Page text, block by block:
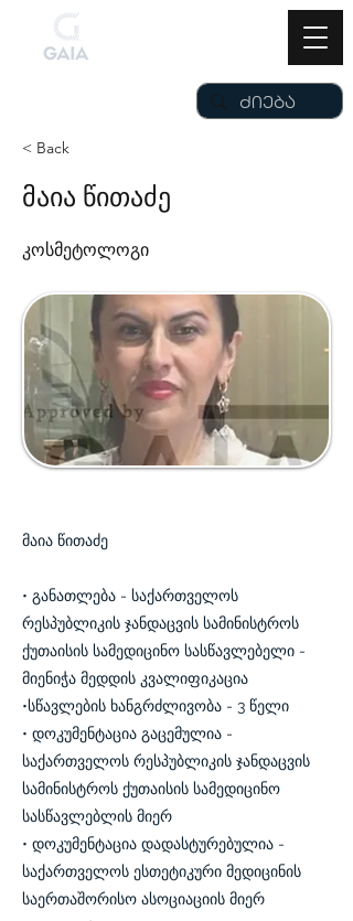
< Back
მაია წითაძე
კოსმეტოლოგი
მაია წითაძე
• განათლება - საქართველოს
რესპუბლიკის ჯანდაცვის სამინისტროს
ქუთაისის სამედიცინო სასწავლებელი -
მიენიჭა მედდის კვალიფიკაცია
•სწავლების ხანგრძლივობა - 3 წელი
• დოკუმენტაცია გაცემულია -
საქართველოს რესპუბლიკის ჯანდაცვის
სამინისტროს ქუთაისის სამედიცინო
სასწავლებლის მიერ
• დოკუმენტაცია დადასტურებულია -
საქართველოს ესთეტიკური მედიცინის
საერთაშორისო ასოციაციის მიერ